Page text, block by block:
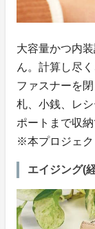
大容量かつ内
ん。計算し尽
ファスナーを
札、小銭、レ
ポートまで収
※本プロジェク
エイジング(